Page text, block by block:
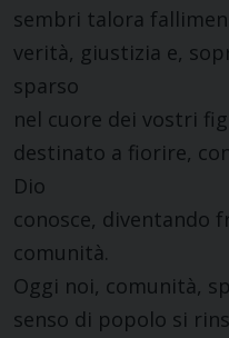
sembri talora
verità, giustizia e,
sparso
nel cuore dei vostri
destinato a fiorire,
Dio
conosce, diventando
comunità.
Oggi noi, comunità,
senso di popolo si